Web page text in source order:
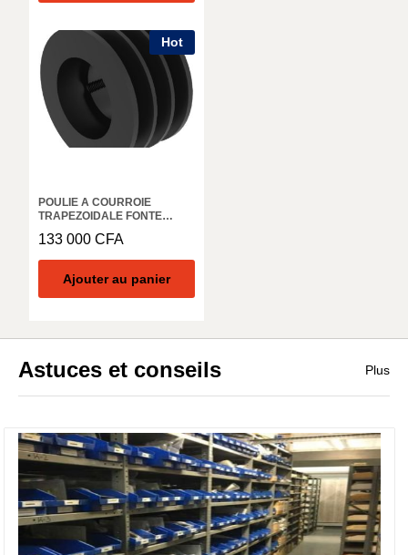
Hot
POULIE A COURROIE
TRAPEZOIDALE FONTE
3020 PROFIL XPB, SPB ET B
(17) 3 RAINURES DIAMETRE
15532500
133 000CFA
Ajouter au panier
Astuces et conseils Plus